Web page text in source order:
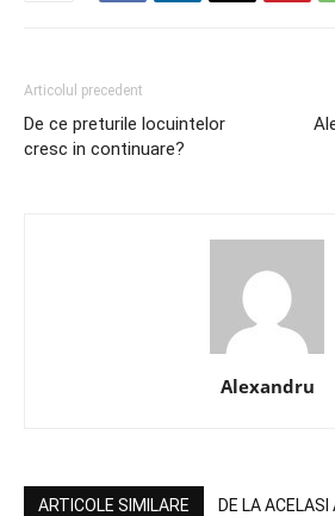
Articolul precedent
De ce preturile locuintelor
cresc in continuare?
Alexandru
ARTICOLE SIMILARE DE LA